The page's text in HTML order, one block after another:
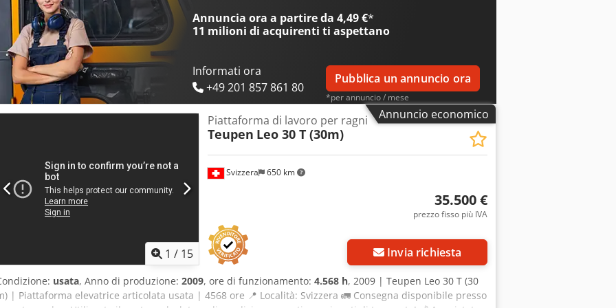
Annuncia ora a partire da 4,49 €*
11 milioni di acquirenti ti aspettano
Informati ora
+49 201 857 861 80
Pubblica un annuncio ora
*per annuncio / mese
Annuncio economico
1 / 15
Svizzera 650 km
Piattaforma di lavoro per ragni
Teupen Leo 30 T (30m)
35.500 €
prezzo fisso più IVA
Invia richiesta
usata, Anno di produzione: 2009, ore di funzionamento: 4.568 h, 2009 | Teupen Leo 30 T (30
| Piattaforma elevatrice articolata usata | 4568 ore 📍 Località: Svizzera 🚛 Consegna disponibile presso